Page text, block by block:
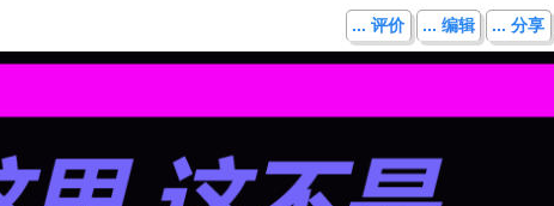
... 评价 ... 编辑 ... 分享